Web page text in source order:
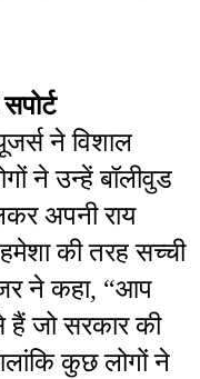
ने विशाल
ने उन्हें बॉलीवुड
अपनी राय
की तरह सच्ची
ने कहा, “आप
हैं जो सरकार की
कुछ लोगों ने